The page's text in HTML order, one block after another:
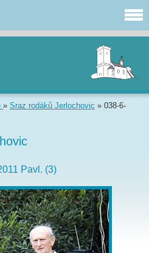
» Sraz rodáků Jerlochovic » 038-6-
Pavl. (3)